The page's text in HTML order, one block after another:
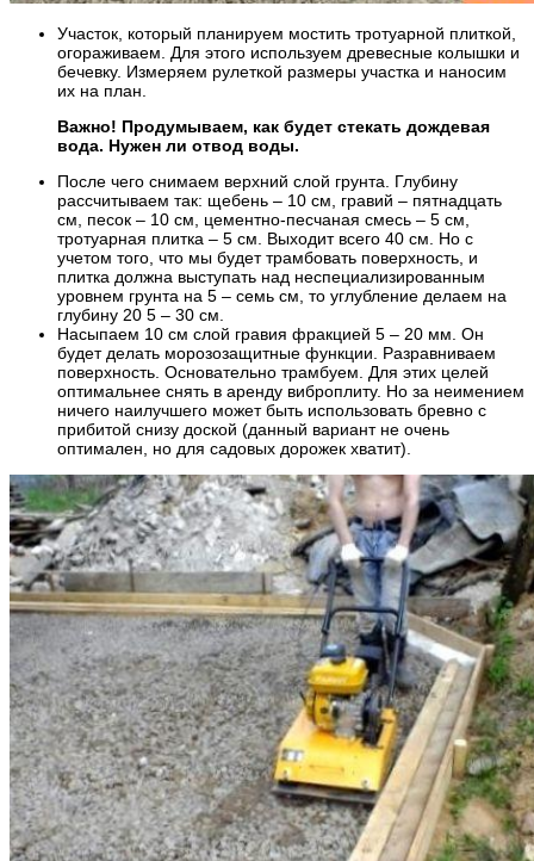
Участок, который планируем мостить тротуарной плиткой,
огораживаем. Для этого используем древесные колышки и
бечевку. Измеряем рулеткой размеры участка и наносим
их на план.
Важно! Продумываем, как будет стекать дождевая
вода. Нужен ли отвод воды.
После чего снимаем верхний слой грунта. Глубину
рассчитываем так: щебень – 10 см, гравий – пятнадцать
см, песок – 10 см, цементно-песчаная смесь – 5 см,
тротуарная плитка – 5 см. Выходит всего 40 см. Но с
учетом того, что мы будет трамбовать поверхность, и
плитка должна выступать над неспециализированным
уровнем грунта на 5 – семь см, то углубление делаем на
глубину 20 5 – 30 см.
Насыпаем 10 см слой гравия фракцией 5 – 20 мм. Он
будет делать морозозащитные функции. Разравниваем
поверхность. Основательно трамбуем. Для этих целей
оптимальнее снять в аренду виброплиту. Но за неимением
ничего наилучшего может быть использовать бревно с
прибитой снизу доской (данный вариант не очень
оптимален, но для садовых дорожек хватит).